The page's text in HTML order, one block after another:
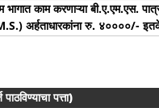
भागात काम करणाऱ्या बी.ए.एम.एस.
अर्हताधारकांना रु. ४००००/-
पत्ता)